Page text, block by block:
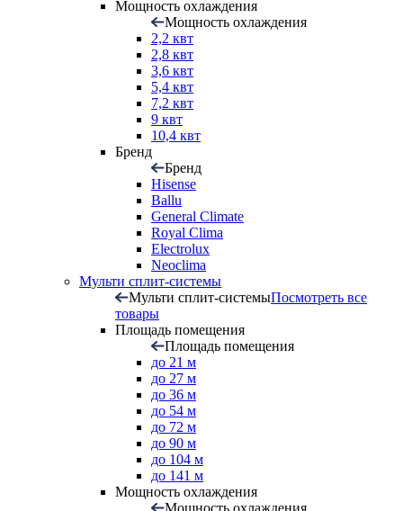
Мощность охлаждения
Мощность охлаждения
2,2 квт
2,8 квт
3,6 квт
5,4 квт
7,2 квт
9 квт
10,4 квт
Бренд
Бренд
Hisense
Ballu
General Climate
Royal Clima
Electrolux
Neoclima
Мульти сплит-системы
Мульти сплит-системыПосмотреть все
товары
Площадь помещения
Площадь помещения
до 21 м
до 27 м
до 36 м
до 54 м
до 72 м
до 90 м
до 104 м
до 141 м
Мощность охлаждения
Мощность охлаждения